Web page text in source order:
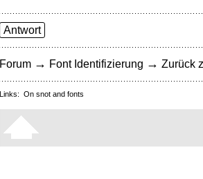
Antwort
Forum → Font Identifizierung → Zurück
Links: On snot and fonts